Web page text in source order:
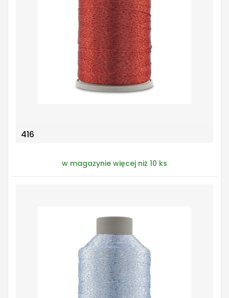
416
w magazynie więcej niż 10 ks